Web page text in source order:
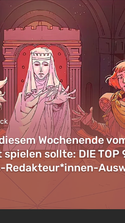
Wochenende
sollte: DIE TOP
Redakteur*innen-